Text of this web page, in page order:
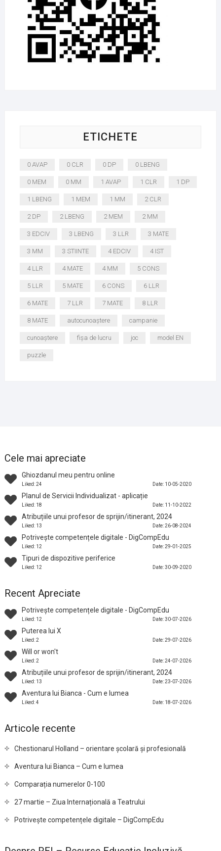
ETICHETE
0 AVAP 0 CLR 0 DP 0 LBENG
0 MEM 0 MM 1 AVAP 1 CLR 1 DP
1 LBENG 1 MEM 1 MM 2 CLR
2 DP 2 LBENG 2 MEM 2 MM
3 EDCIV 3 LBENG 3 LLR 3 MATE
3 MM 3 STIINTE 4 EDCIV 4 IST
4 LLR 4 MATE 4 MM 5 CONS
5 LLR 5 MATE 6 CONS 6 LLR
6 MATE 7 LLR 7 MATE 8 LLR
8 MATE autocunoaștere campanie
cunoaștere fișa de lucru joc model EN
puzzle
Cele mai apreciate
Ghiozdanul meu pentru online
Liked: 24 Date: 10-05-2020
Planul de Servicii Individualizat - aplicație
Liked: 18 Date: 11-10-2022
Atribuțiile unui profesor de sprijin/itinerant, 2024
Liked: 13 Date: 26-08-2024
Potrivește competențele digitale - DigCompEdu
Liked: 12 Date: 29-01-2025
Tipuri de dispozitive periferice
Liked: 12 Date: 30-09-2020
Recent Apreciate
Potrivește competențele digitale - DigCompEdu
Liked: 12 Date: 30-07-2026
Puterea lui X
Liked: 2 Date: 29-07-2026
Will or won't
Liked: 2 Date: 24-07-2026
Atribuțiile unui profesor de sprijin/itinerant, 2024
Liked: 13 Date: 23-07-2026
Aventura lui Bianca - Cum e lumea
Liked: 4 Date: 18-07-2026
Articole recente
Chestionarul Holland – orientare școlară și profesională
Aventura lui Bianca – Cum e lumea
Comparația numerelor 0-100
27 martie – Ziua Internațională a Teatrului
Potrivește competențele digitale – DigCompEdu